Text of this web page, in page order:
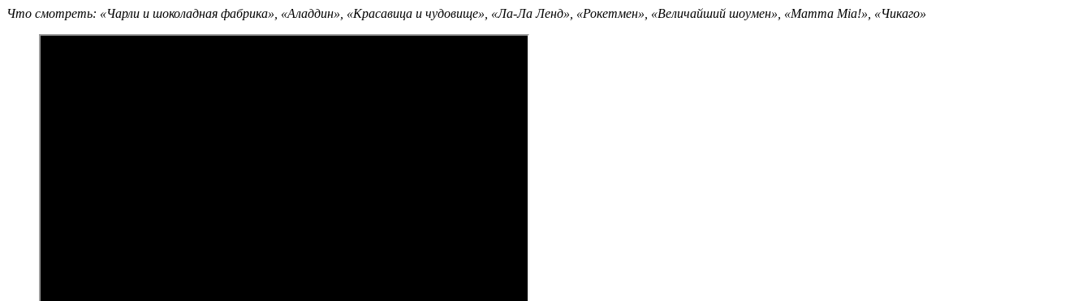
Что смотреть: «Чарли и шоколадная фабрика», «Аладдин», «Красавица и чудовище», «Ла-Ла Ленд», «Рокетмен», «Величайший шоумен», «Mamma Mia!», «Чикаго»